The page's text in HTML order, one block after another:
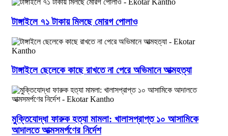
টাঙ্গাইলে ৭১ টাকায় মিলছে মোরগ পোলাও
টাঙ্গাইলে ছেলেকে কাছে রাখতে না পেরে অভিমানে আত্মহত্যা
মুক্তিযোদ্ধা ফারুক হত্যা মামলা: খালাসপ্রাপ্ত ১০ আসামিকে
আদালতে আত্মসমর্পণের নির্দেশ